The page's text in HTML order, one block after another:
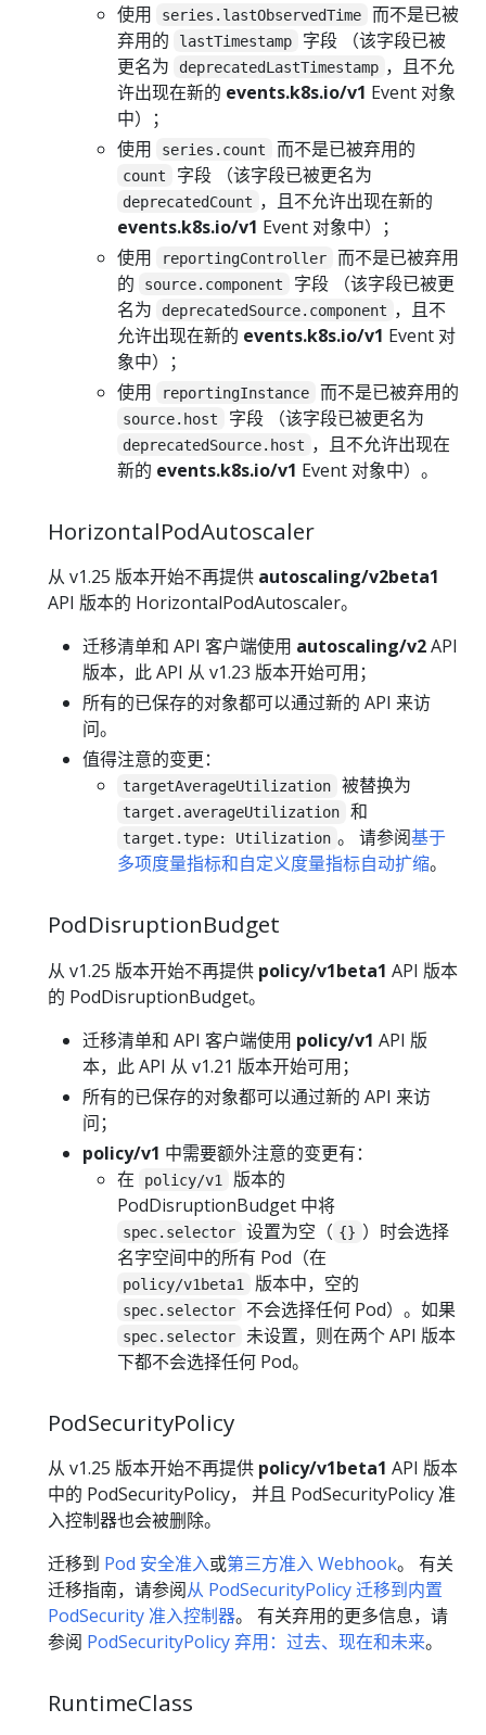
使用
series.lastObservedTime
而不是已被
弃用的
lastTimestamp
字段 （该字段已被
更名为
deprecatedLastTimestamp ，且不允
许出现在新的 events.k8s.io/v1 Event 对象
中）；
使用
series.count 而不是已被弃用的
count 字段 （该字段已被更名为
deprecatedCount ，且不允许出现在新的
events.k8s.io/v1 Event 对象中）；
使用
reportingController
而不是已被弃用
的
source.component
字段 （该字段已被更
名为
deprecatedSource.component ，且不
允许出现在新的 events.k8s.io/v1 Event 对
象中）；
使用
reportingInstance 而不是已被弃用的
source.host 字段 （该字段已被更名为
deprecatedSource.host ，且不允许出现在
新的 events.k8s.io/v1 Event 对象中）。
HorizontalPodAutoscaler
从 v1.25 版本开始不再提供 autoscaling/v2beta1
API 版本的 HorizontalPodAutoscaler。
迁移清单和 API 客户端使用 autoscaling/v2API
版本，此 API 从 v1.23 版本开始可用；
所有的已保存的对象都可以通过新的 API 来访
问。
值得注意的变更：
targetAverageUtilization 被替换为
target.averageUtilization 和
target.type: Utilization 。 请参阅基于
多项度量指标和自定义度量指标自动扩缩。
PodDisruptionBudget
从 v1.25 版本开始不再提供 policy/v1beta1 API 版本
的 PodDisruptionBudget。
迁移清单和 API 客户端使用 policy/v1 API 版
本，此 API 从 v1.21 版本开始可用；
所有的已保存的对象都可以通过新的 API 来访
问；
policy/v1 中需要额外注意的变更有：
在
policy/v1
版本的
PodDisruptionBudget 中将
spec.selector 设置为空（ {} ）时会选择
名字空间中的所有 Pod（在
policy/v1beta1 版本中，空的
spec.selector 不会选择任何 Pod）。如果
spec.selector
未设置，则在两个 API 版本
下都不会选择任何 Pod。
PodSecurityPolicy
从 v1.25 版本开始不再提供 policy/v1beta1 API 版本
中的 PodSecurityPolicy， 并且 PodSecurityPolicy 准
入控制器也会被删除。
迁移到 Pod 安全准入或第三方准入 Webhook。 有关
迁移指南，请参阅从 PodSecurityPolicy 迁移到内置
PodSecurity 准入控制器。 有关弃用的更多信息，请
参阅 PodSecurityPolicy 弃用：过去、现在和未来。
RuntimeClass